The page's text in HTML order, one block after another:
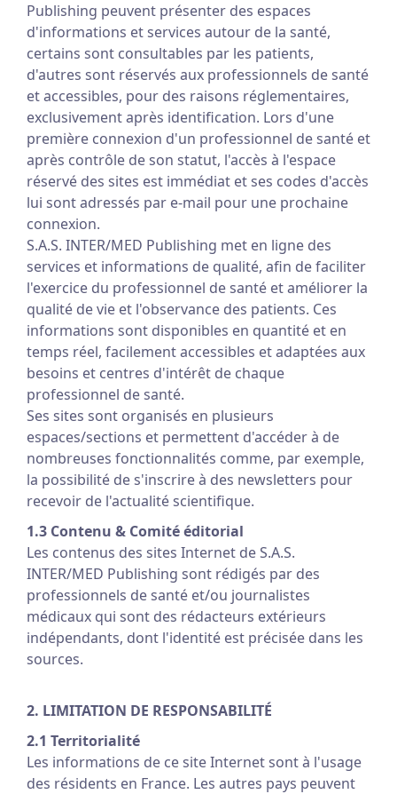
Publishing peuvent présenter des espaces
d'informations et services autour de la santé,
certains sont consultables par les patients,
d'autres sont réservés aux professionnels de santé
et accessibles, pour des raisons réglementaires,
exclusivement après identification. Lors d'une
première connexion d'un professionnel de santé et
après contrôle de son statut, l'accès à l'espace
réservé des sites est immédiat et ses codes d'accès
lui sont adressés par e-mail pour une prochaine
connexion.
S.A.S. INTER/MED Publishing met en ligne des
services et informations de qualité, afin de faciliter
l'exercice du professionnel de santé et améliorer la
qualité de vie et l'observance des patients. Ces
informations sont disponibles en quantité et en
temps réel, facilement accessibles et adaptées aux
besoins et centres d'intérêt de chaque
professionnel de santé.
Ses sites sont organisés en plusieurs
espaces/sections et permettent d'accéder à de
nombreuses fonctionnalités comme, par exemple,
la possibilité de s'inscrire à des newsletters pour
recevoir de l'actualité scientifique.
1.3 Contenu & Comité éditorial
Les contenus des sites Internet de S.A.S.
INTER/MED Publishing sont rédigés par des
professionnels de santé et/ou journalistes
médicaux qui sont des rédacteurs extérieurs
indépendants, dont l'identité est précisée dans les
sources.
2. LIMITATION DE RESPONSABILITÉ
2.1 Territorialité
Les informations de ce site Internet sont à l'usage
des résidents en France. Les autres pays peuvent